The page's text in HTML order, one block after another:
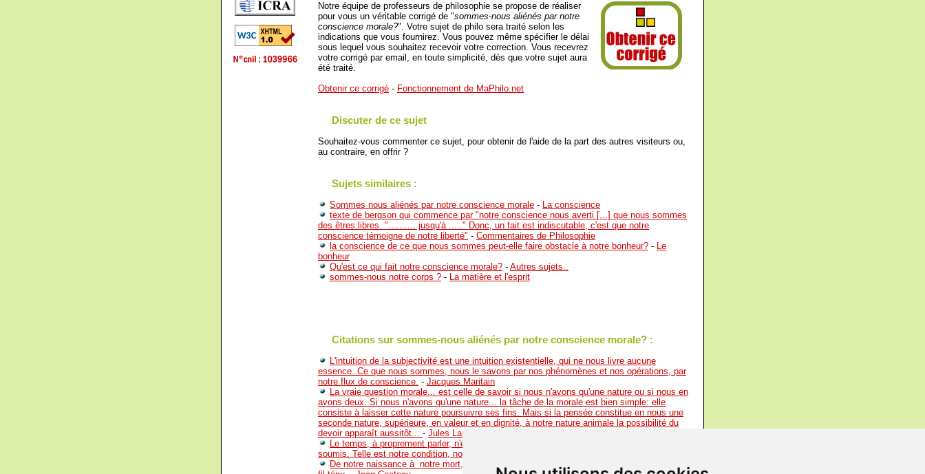
Notre équipe de professeurs de philosophie se propose de réaliser
pour vous un véritable corrigé de "sommes-nous aliénés par notre
conscience morale?". Votre sujet de philo sera traité selon les
indications que vous fournirez. Vous pouvez même spécifier le délai
sous lequel vous souhaitez recevoir votre correction. Vous recevrez
votre corrigé par email, en toute simplicité, dés que votre sujet aura
été traité.
Obtenir ce corrigé - Fonctionnement de MaPhilo.net
Discuter de ce sujet
Souhaitez-vous commenter ce sujet, pour obtenir de l'aide de la part des autres visiteurs ou,
au contraire, en offrir ?
Sujets similaires :
Sommes nous aliénés par notre conscience morale - La conscience
texte de bergson qui commence par "notre conscience nous averti [...] que nous sommes
des êtres libres. ".......... jusqu'à ....." Donc, un fait est indiscutable, c'est que notre
conscience témoigne de notre liberté" - Commentaires de Philosophie
la conscience de ce que nous sommes peut-elle faire obstacle à notre bonheur? - Le
bonheur
Qu'est ce qui fait notre conscience morale? - Autres sujets..
sommes-nous notre corps ? - La matière et l'esprit
Citations sur sommes-nous aliénés par notre conscience morale? :
L'intuition de la subjectivité est une intuition existentielle, qui ne nous livre aucune
essence. Ce que nous sommes, nous le savons par nos phénomènes et nos opérations, par
notre flux de conscience. - Jacques Maritain
La vraie question morale... est celle de savoir si nous n'avons qu'une nature ou si nous en
avons deux. Si nous n'avons qu'une nature... la tâche de la morale est bien simple: elle
consiste à laisser cette nature poursuivre ses fins. Mais si la pensée constitue en nous une
seconde nature, supérieure, en valeur et en dignité, à notre nature animale la possibilité du
devoir apparaît aussitôt... - Jules Lachelier
Le temps, à proprement parler, n'existe pas; et pourtant c'est à cela que nous sommes
soumis. Telle est notre condition, nous sommes soumis à ce qui n'existe pas.
De notre naissance à notre mort, nous sommes un cortège d'autres qui sont reliés par un